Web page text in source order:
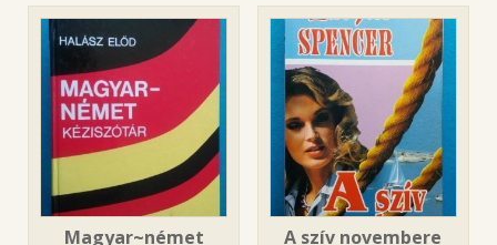
Magyar~német A szív novembere